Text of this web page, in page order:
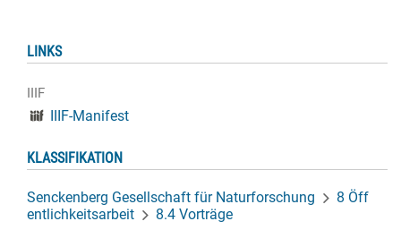
LINKS
IIIF
IIIF-Manifest
KLASSIFIKATION
Senckenberg Gesellschaft für Naturforschung
8 Öff
entlichkeitsarbeit
8.4 Vorträge